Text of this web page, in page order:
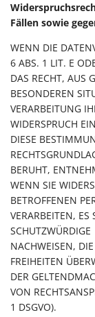
Fällen sowie
WENN DIE
6 ABS. 1 LIT. E
DAS RECHT, AUS
BESONDEREN
VERARBEITUNG
WIDERSPRUCH
DIESE
BERUHT,
WENN SIE
BETROFFENEN
VERARBEITEN,
NACHWEISEN,
FREIHEITEN
DER
VON
1 DSGVO).